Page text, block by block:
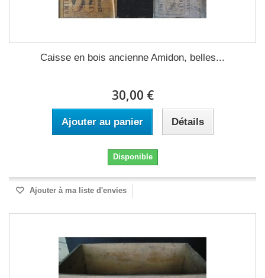
Caisse en bois ancienne Amidon, belles...
30,00 €
Ajouter au panier Détails
Disponible
Ajouter à ma liste d'envies